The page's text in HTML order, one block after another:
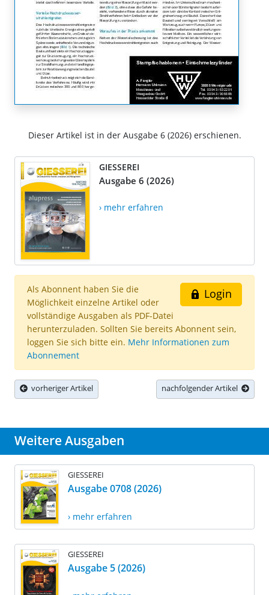
Dieser Artikel ist in der Ausgabe 6 (2026) erschienen.
GIESSEREI
Ausgabe 6 (2026)
› mehr erfahren
Login
Als Abonnent haben Sie die
Möglichkeit einzelne Artikel oder
vollständige Ausgaben als PDF-Datei
herunterzuladen. Sollten Sie bereits Abonnent sein,
loggen Sie sich bitte ein. Mehr Informationen zum
Abonnement
vorheriger Artikel nachfolgender Artikel
Weitere Ausgaben
GIESSEREI
Ausgabe 0708 (2026)
› mehr erfahren
GIESSEREI
Ausgabe 5 (2026)